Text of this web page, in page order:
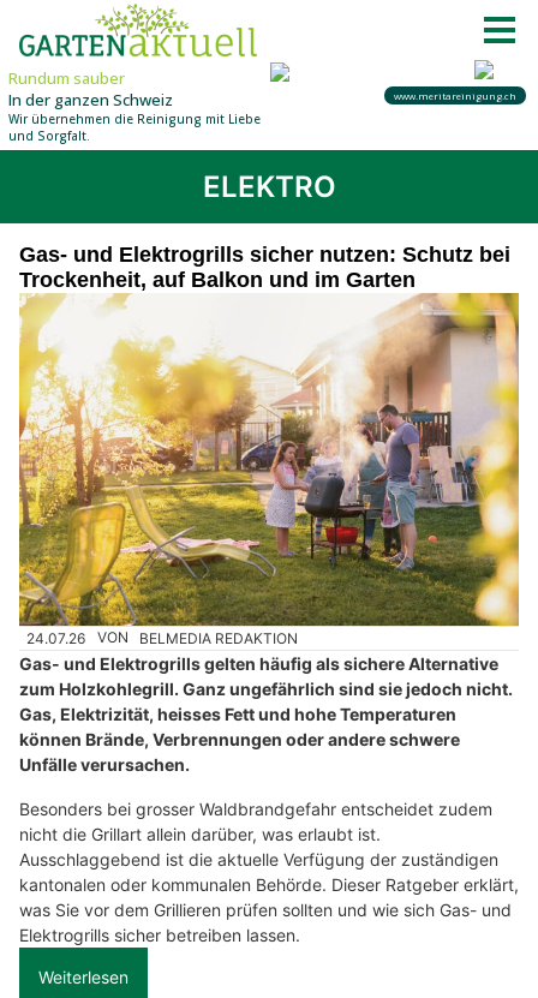
ELEKTRO
Gas- und Elektrogrills sicher nutzen: Schutz bei
Trockenheit, auf Balkon und im Garten
24.07.26 VON BELMEDIA REDAKTION
Gas- und Elektrogrills gelten häufig als sichere Alternative
zum Holzkohlegrill. Ganz ungefährlich sind sie jedoch nicht.
Gas, Elektrizität, heisses Fett und hohe Temperaturen
können Brände, Verbrennungen oder andere schwere
Unfälle verursachen.
Besonders bei grosser Waldbrandgefahr entscheidet zudem
nicht die Grillart allein darüber, was erlaubt ist.
Ausschlaggebend ist die aktuelle Verfügung der zuständigen
kantonalen oder kommunalen Behörde. Dieser Ratgeber erklärt,
was Sie vor dem Grillieren prüfen sollten und wie sich Gas- und
Elektrogrills sicher betreiben lassen.
Weiterlesen